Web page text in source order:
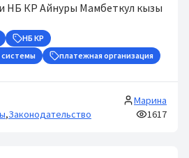
НБ КР Айнуры Мамбеткул кызы
НБ КР
платежная организация
,Законодательство
Марина
1617